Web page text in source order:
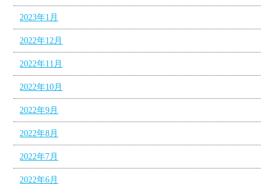
2023年1月
2022年12月
2022年11月
2022年10月
2022年9月
2022年8月
2022年7月
2022年6月